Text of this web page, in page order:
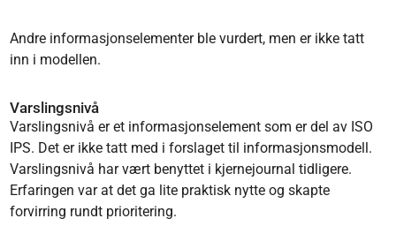
Andre informasjonselementer ble vurdert, men er ikke tatt
inn i modellen.
Varslingsnivå
Varslingsnivå er et informasjonselement som er del av ISO
IPS. Det er ikke tatt med i forslaget til informasjonsmodell.
Varslingsnivå har vært benyttet i kjernejournal tidligere.
Erfaringen var at det ga lite praktisk nytte og skapte
forvirring rundt prioritering.